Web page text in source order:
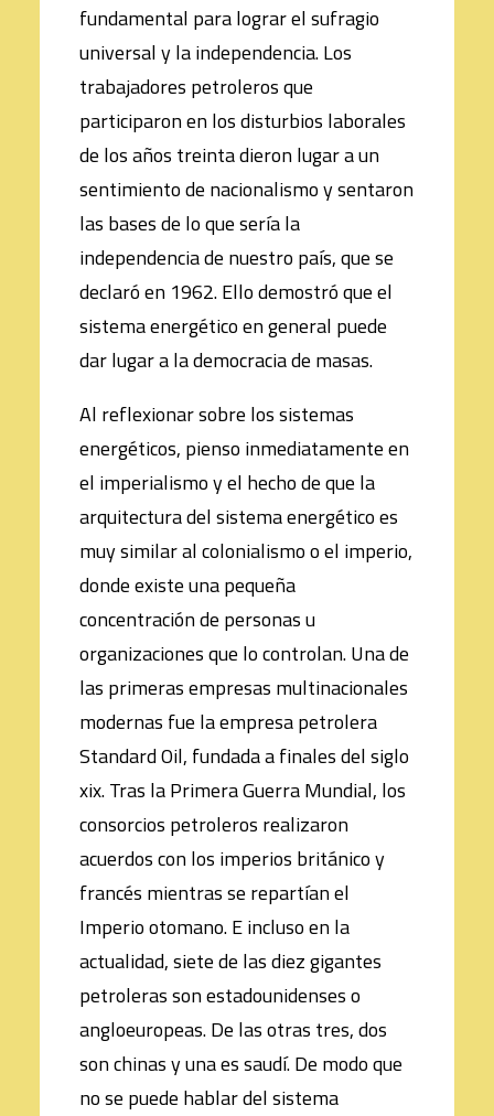
fundamental para lograr el sufragio
universal y la independencia. Los
trabajadores petroleros que
participaron en los disturbios laborales
de los años treinta dieron lugar a un
sentimiento de nacionalismo y sentaron
las bases de lo que sería la
independencia de nuestro país, que se
declaró en 1962. Ello demostró que el
sistema energético en general puede
dar lugar a la democracia de masas.
Al reflexionar sobre los sistemas
energéticos, pienso inmediatamente en
el imperialismo y el hecho de que la
arquitectura del sistema energético es
muy similar al colonialismo o el imperio,
donde existe una pequeña
concentración de personas u
organizaciones que lo controlan. Una de
las primeras empresas multinacionales
modernas fue la empresa petrolera
Standard Oil, fundada a finales del siglo
xix. Tras la Primera Guerra Mundial, los
consorcios petroleros realizaron
acuerdos con los imperios británico y
francés mientras se repartían el
Imperio otomano. E incluso en la
actualidad, siete de las diez gigantes
petroleras son estadounidenses o
angloeuropeas. De las otras tres, dos
son chinas y una es saudí. De modo que
no se puede hablar del sistema